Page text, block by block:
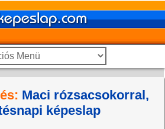
Maci rózsacsokorral,
képeslap